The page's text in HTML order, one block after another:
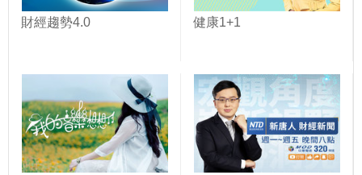
財經趨勢4.0 健康1+1